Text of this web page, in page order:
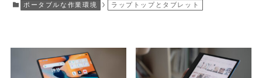
ポータブルな作業環境 ラップトップとタブレット